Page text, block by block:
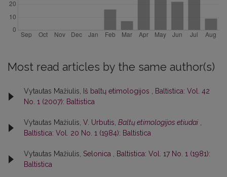
Most read articles by the same author(s)
Vytautas Mažiulis, Iš baltų etimologijos
Baltistica: Vol. 42
No. 1 (2007): Baltistica
Vytautas Mažiulis, V. Urbutis, Baltų etimologijos etiudai
Baltistica: Vol. 20 No. 1 (1984): Baltistica
Vytautas Mažiulis, Selonica
Baltistica: Vol. 17 No. 1 (1981):
Baltistica